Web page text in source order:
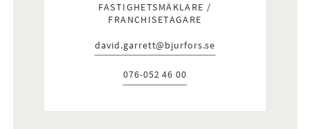
FASTIGHETSMÄKLARE /
FRANCHISETAGARE
E-post:
david.garrett@bjurfors.se
Telefon:
076-052 46 00